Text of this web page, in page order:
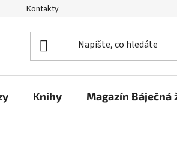
Kontakty
Knihy Magazín Báječná